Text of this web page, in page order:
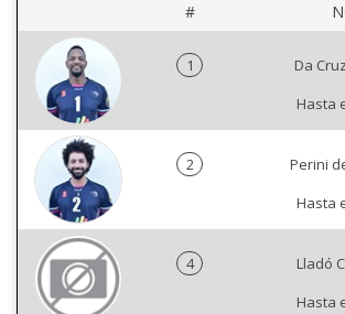
#
1
Da
Hasta
2
Perini
Hasta
4
Lladó
Hasta